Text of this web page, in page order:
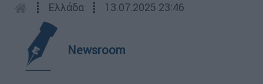
┋ Ελλάδα ┋ 13.07.2025 23:46
Newsroom